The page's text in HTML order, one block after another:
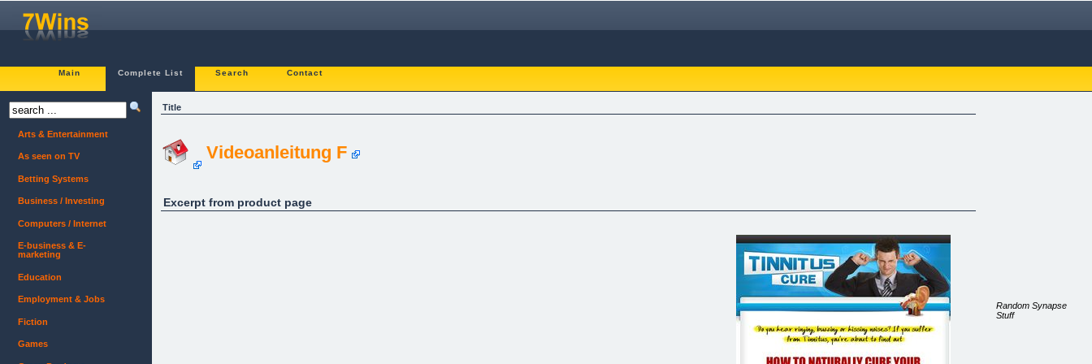
Main Complete List Search Contact
Title
Videoanleitung F
Excerpt from product page
Arts & Entertainment
As seen on TV
Betting Systems
Business / Investing
Computers / Internet
E-business & E-
marketing
Education
Employment & Jobs
Fiction
Games
Random Synapse
Stuff